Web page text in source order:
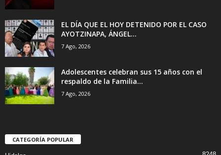
EL DÍA QUE EL HOY DETENIDO POR EL CASO
AYOTZINAPA, ÁNGEL...
7 Ago, 2026
Adolescentes celebran sus 15 años con el
respaldo de la Familia...
7 Ago, 2026
CATEGORÍA POPULAR